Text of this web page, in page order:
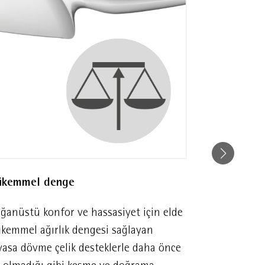
denge
konfor ve hassasiyet için elde
ağırlık dengesi sağlayan
dövme çelik desteklerle daha önce